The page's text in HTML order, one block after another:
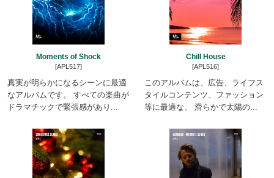
Moments of Shock
[APL517]
真実が明らかになるシーンに最適
なアルバムです。 すべての楽曲が
ドラマチックで緊張感があり...
Chill House
[APL516]
このアルバムは、広告、ライフス
タイルコンテンツ、ファッション
等に最適な、 滑らかで太陽の...